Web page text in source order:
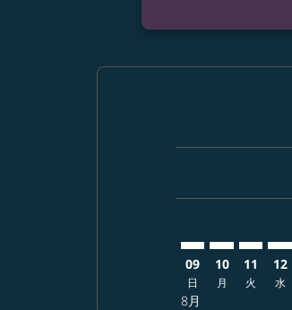
09
日
8月
10
月
11
火
12
水